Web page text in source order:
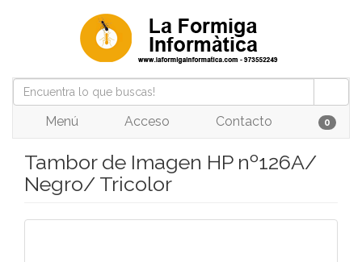
Menú Acceso Contacto 0
Tambor de Imagen HP nº126A/
Negro/ Tricolor